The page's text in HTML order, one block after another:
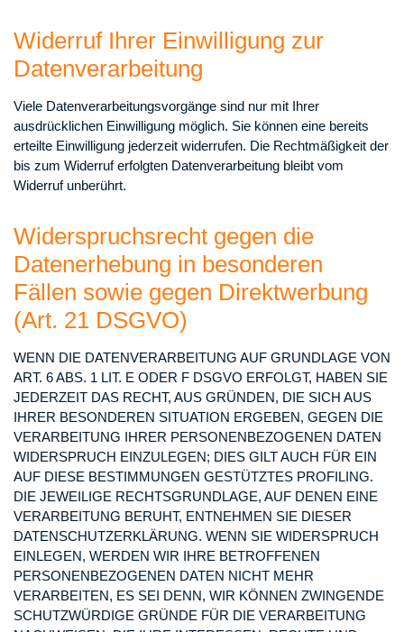
Widerruf Ihrer Einwilligung zur
Datenverarbeitung
Viele Datenverarbeitungsvorgänge sind nur mit Ihrer
ausdrücklichen Einwilligung möglich. Sie können eine bereits
erteilte Einwilligung jederzeit widerrufen. Die Rechtmäßigkeit der
bis zum Widerruf erfolgten Datenverarbeitung bleibt vom
Widerruf unberührt.
Widerspruchsrecht gegen die
Datenerhebung in besonderen
Fällen sowie gegen Direktwerbung
(Art. 21 DSGVO)
WENN DIE DATENVERARBEITUNG AUF GRUNDLAGE VON
ART. 6 ABS. 1 LIT. E ODER F DSGVO ERFOLGT, HABEN SIE
JEDERZEIT DAS RECHT, AUS GRÜNDEN, DIE SICH AUS
IHRER BESONDEREN SITUATION ERGEBEN, GEGEN DIE
VERARBEITUNG IHRER PERSONENBEZOGENEN DATEN
WIDERSPRUCH EINZULEGEN; DIES GILT AUCH FÜR EIN
AUF DIESE BESTIMMUNGEN GESTÜTZTES PROFILING.
DIE JEWEILIGE RECHTSGRUNDLAGE, AUF DENEN EINE
VERARBEITUNG BERUHT, ENTNEHMEN SIE DIESER
DATENSCHUTZERKLÄRUNG. WENN SIE WIDERSPRUCH
EINLEGEN, WERDEN WIR IHRE BETROFFENEN
PERSONENBEZOGENEN DATEN NICHT MEHR
VERARBEITEN, ES SEI DENN, WIR KÖNNEN ZWINGENDE
SCHUTZWÜRDIGE GRÜNDE FÜR DIE VERARBEITUNG